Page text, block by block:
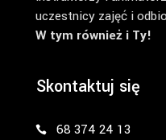
uczestnicy zajęć i
W tym również i Ty!
Skontaktuj się
68 374 24 13